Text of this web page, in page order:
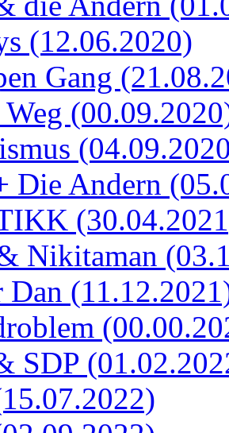
(12.06.2020)
Gang
Die Andern
Nikitaman
Dan
SDP